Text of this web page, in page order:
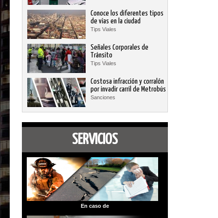
Conoce los diferentes tipos
de vías en la ciudad
Tips Viales
Señales Corporales de
Tránsito
Tips Viales
Costosa infracción y corralón
por invadir carril de Metrobús
Sanciones
SERVICIOS
En caso de